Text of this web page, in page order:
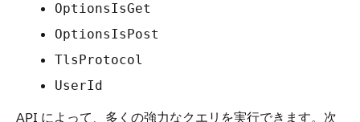
OptionsIsGet
OptionsIsPost
TlsProtocol
UserId
API によって、多くの強力なクエリを実行できます。次